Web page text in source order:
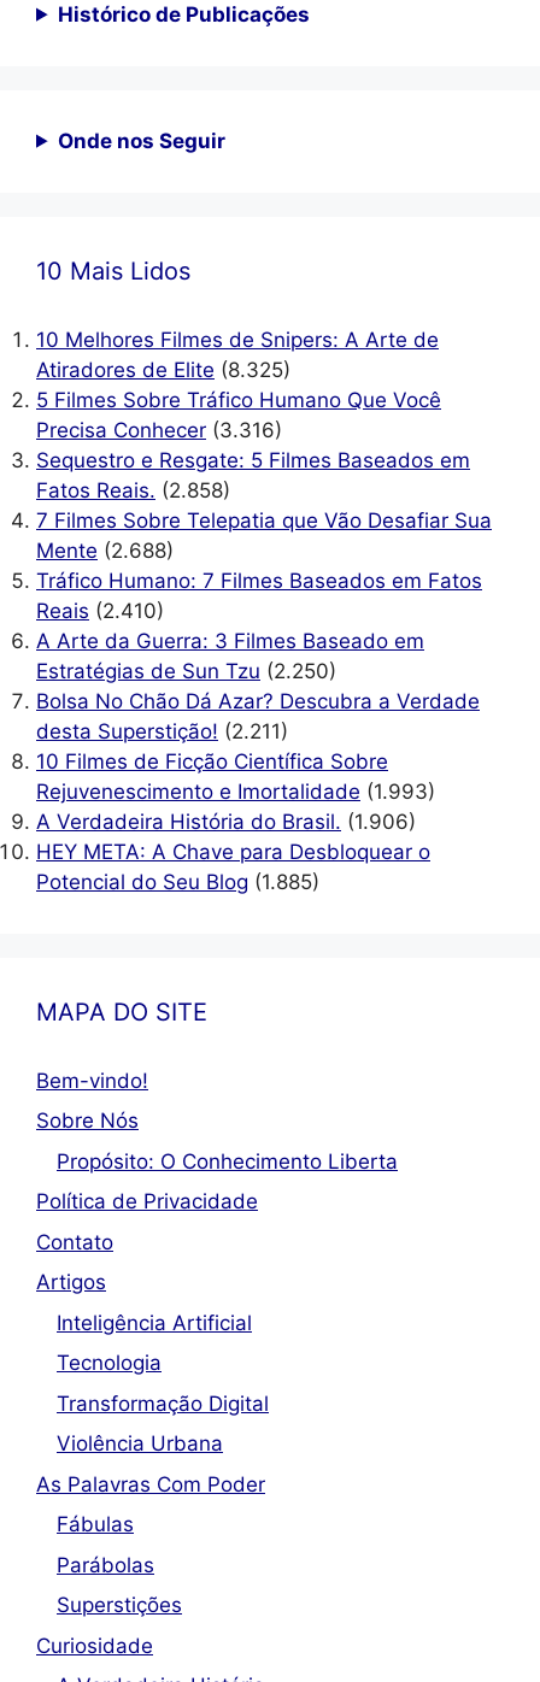
Histórico de Publicações
Onde nos Seguir
10 Mais Lidos
10 Melhores Filmes de Snipers: A Arte de
Atiradores de Elite (8.325)
5 Filmes Sobre Tráfico Humano Que Você
Precisa Conhecer (3.316)
Sequestro e Resgate: 5 Filmes Baseados em
Fatos Reais. (2.858)
7 Filmes Sobre Telepatia que Vão Desafiar Sua
Mente (2.688)
Tráfico Humano: 7 Filmes Baseados em Fatos
Reais (2.410)
A Arte da Guerra: 3 Filmes Baseado em
Estratégias de Sun Tzu (2.250)
Bolsa No Chão Dá Azar? Descubra a Verdade
desta Superstição! (2.211)
10 Filmes de Ficção Científica Sobre
Rejuvenescimento e Imortalidade (1.993)
A Verdadeira História do Brasil. (1.906)
HEY META: A Chave para Desbloquear o
Potencial do Seu Blog (1.885)
MAPA DO SITE
Bem-vindo!
Sobre Nós
Propósito: O Conhecimento Liberta
Política de Privacidade
Contato
Artigos
Inteligência Artificial
Tecnologia
Transformação Digital
Violência Urbana
As Palavras Com Poder
Fábulas
Parábolas
Superstições
Curiosidade